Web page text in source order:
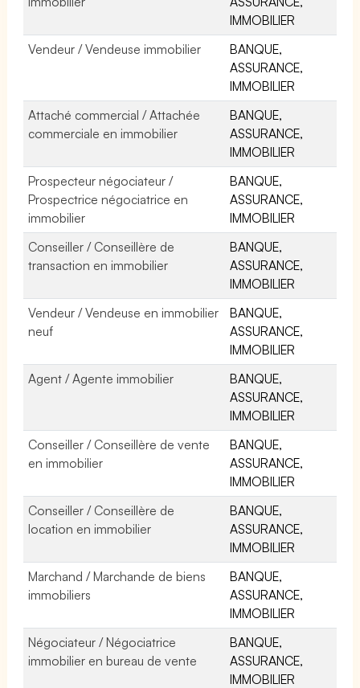
IMMOBILIER
Vendeur / Vendeuse immobilier
BANQUE,
ASSURANCE,
IMMOBILIER
Attaché commercial / Attachée
commerciale en immobilier
BANQUE,
ASSURANCE,
IMMOBILIER
Prospecteur négociateur /
Prospectrice négociatrice en
immobilier
BANQUE,
ASSURANCE,
IMMOBILIER
Conseiller / Conseillère de
transaction en immobilier
BANQUE,
ASSURANCE,
IMMOBILIER
Vendeur / Vendeuse en immobilier
neuf
BANQUE,
ASSURANCE,
IMMOBILIER
Agent / Agente immobilier
BANQUE,
ASSURANCE,
IMMOBILIER
Conseiller / Conseillère de vente
en immobilier
BANQUE,
ASSURANCE,
IMMOBILIER
Conseiller / Conseillère de
location en immobilier
BANQUE,
ASSURANCE,
IMMOBILIER
Marchand / Marchande de biens
immobiliers
BANQUE,
ASSURANCE,
IMMOBILIER
Négociateur / Négociatrice
immobilier en bureau de vente
BANQUE,
ASSURANCE,
IMMOBILIER